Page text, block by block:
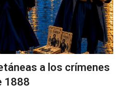
a los crímenes
1888